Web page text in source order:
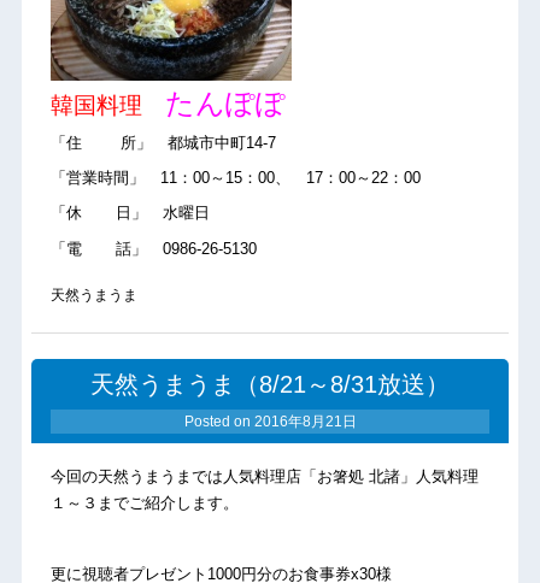
韓国料理 たんぽぽ
「住 所」 都城市中町14-7
「営業時間」 11：00～15：00、 17：00～22：00
「休 日」 水曜日
「電 話」 0986-26-5130
天然うまうま
天然うまうま（8/21～8/31放送）
Posted on 2016年8月21日
今回の天然うまうまでは人気料理店「お箸処 北諸」人気料理
１～３までご紹介します。
更に視聴者プレゼント1000円分のお食事券x30様